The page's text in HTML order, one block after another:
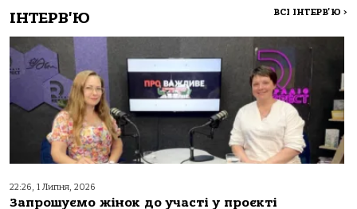
ІНТЕРВ'Ю ВСІ ІНТЕРВ'Ю >
22:26, 1 Липня, 2026
Запрошуємо жінок до участі у проєкті